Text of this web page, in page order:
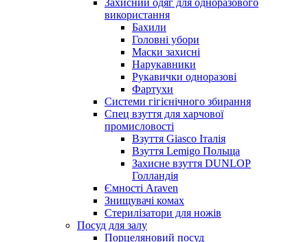
використання
Бахили
Головні убори
Маски захисні
Нарукавники
Рукавички одноразові
Фартухи
Системи гігієнічного збирання
Спец взуття для харчової
промисловості
Взуття Giasco Італія
Взуття Lemigo Польща
Захисне взуття DUNLOP
Голландія
Ємності Araven
Знищувачі комах
Стерилізатори для ножів
Посуд для залу
Порцеляновий посуд